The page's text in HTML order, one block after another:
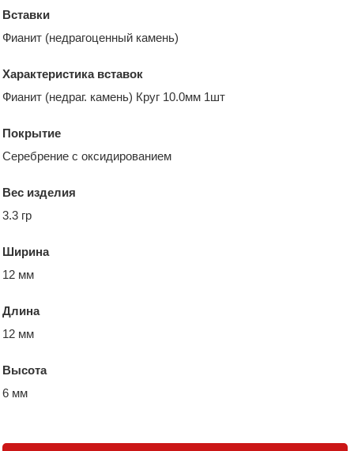
Вставки
Фианит (недрагоценный камень)
Характеристика вставок
Фианит (недраг. камень) Круг 10.0мм 1шт
Покрытие
Серебрение с оксидированием
Вес изделия
3.3 гр
Ширина
12 мм
Длина
12 мм
Высота
6 мм